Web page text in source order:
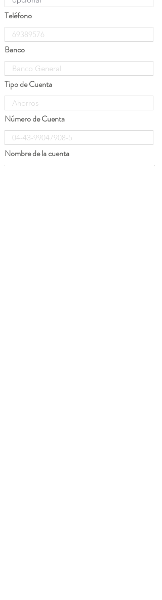
Teléfono
Banco
Tipo de Cuenta
Número de Cuenta
Nombre de la cuenta